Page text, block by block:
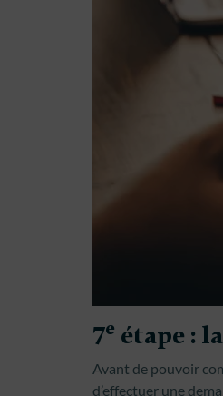
7e étape :
Avant de pouvoir
d’effectuer une